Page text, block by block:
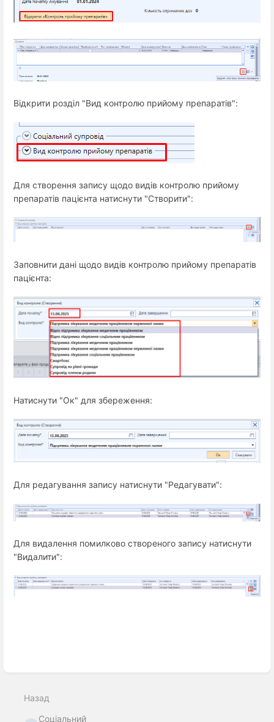
Відкрити розділ "Вид контролю прийому препаратів":
Для створення запису щодо видів контролю прийому
препаратів пацієнта натиснути "Створити":
Заповнити дані щодо видів контролю прийому препаратів
пацієнта:
Натиснути "Ок" для збереження:
Для редагування запису натиснути "Редагувати":
Для видалення помилково створеного запису натиснути
"Видалити":
розділу
Назад
Соціальний